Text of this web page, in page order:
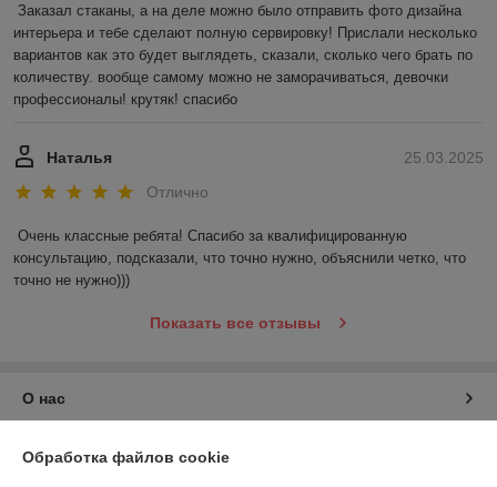
Заказал стаканы, а на деле можно было отправить фото дизайна
интерьера и тебе сделают полную сервировку! Прислали несколько
вариантов как это будет выглядеть, сказали, сколько чего брать по
количеству. вообще самому можно не заморачиваться, девочки
профессионалы! крутяк! спасибо
25.03.2025
Наталья
Отлично
Очень классные ребята! Спасибо за квалифицированную
консультацию, подсказали, что точно нужно, объяснили четко, что
точно не нужно)))
Показать все отзывы
О нас
Контакты
Обработка файлов cookie